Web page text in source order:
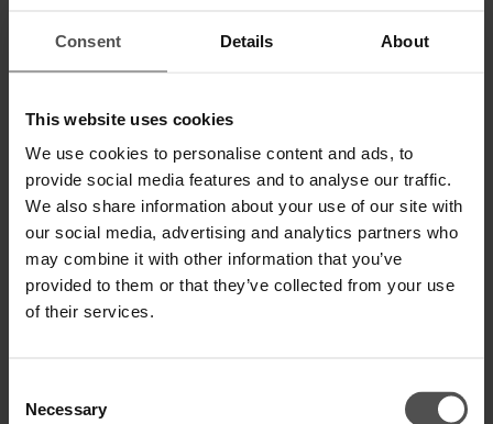
Consent Details About
This website uses cookies
We use cookies to personalise content and ads, to
provide social media features and to analyse our traffic.
We also share information about your use of our site with
our social media, advertising and analytics partners who
may combine it with other information that you’ve
provided to them or that they’ve collected from your use
of their services.
Selection
Necessary
stretch cotone e lyocell